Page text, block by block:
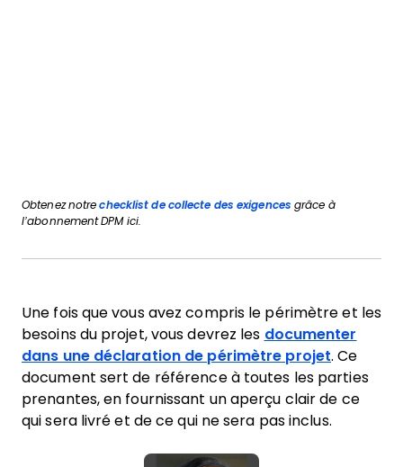
Obtenez notrechecklist de collecte des exigences grâce à
l’abonnement DPM ici.
Une fois que vous avez compris le périmètre et les
besoins du projet, vous devrez les documenter
dans une déclaration de périmètre projet. Ce
document sert de référence à toutes les parties
prenantes, en fournissant un aperçu clair de ce
qui sera livré et de ce qui ne sera pas inclus.